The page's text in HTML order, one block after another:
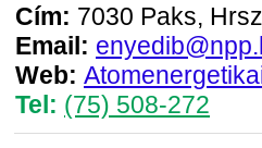
Cím: 7030 Paks,
Email:
Web:
Tel: (75) 508-272